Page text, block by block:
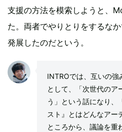
支援の方法を模索しようと、
た。両者でやりとりをするな
発展したのだという。
INTROでは、互いの強
として、「次世代のア
う」という話になり、
スト』とはどんなアー
ところから、議論を重